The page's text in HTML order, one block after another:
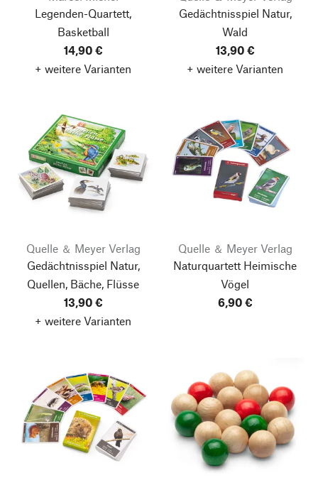
Legenden-Quartett,
Basketball
14,90 €
+ weitere Varianten
Gedächtnisspiel Natur,
Wald
13,90 €
+ weitere Varianten
Quelle ＆ Meyer Verlag
Gedächtnisspiel Natur,
Quellen, Bäche, Flüsse
13,90 €
+ weitere Varianten
Quelle ＆ Meyer Verlag
Naturquartett Heimische
Vögel
6,90 €